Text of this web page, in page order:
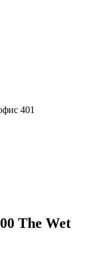
401
The Wet